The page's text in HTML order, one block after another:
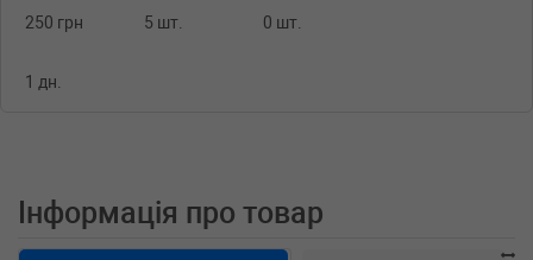
250 грн 5 шт. 0 шт.
1 дн.
Інформація про товар